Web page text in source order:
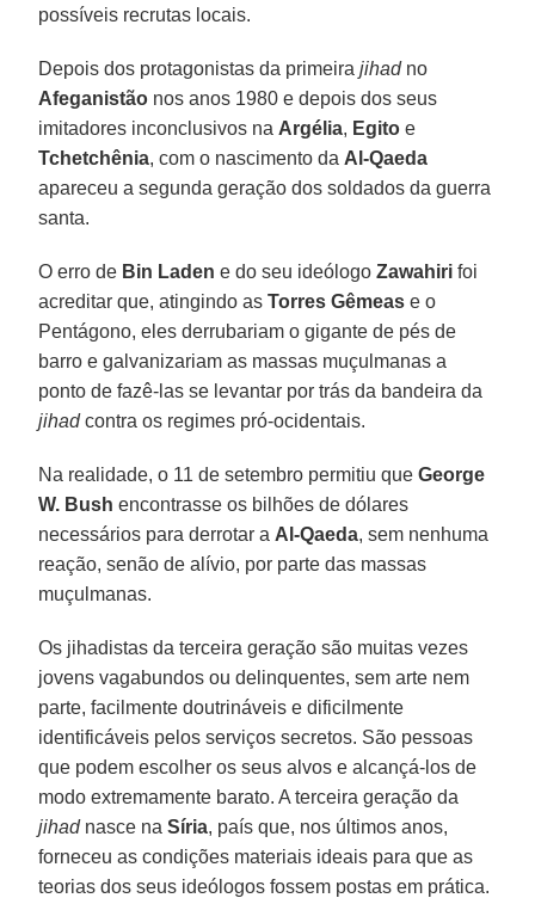
possíveis recrutas locais.
Depois dos protagonistas da primeirajihadno
Afeganistão nos anos 1980 e depois dos seus
imitadores inconclusivos na Argélia, Egito e
Tchetchênia, com o nascimento da Al-Qaeda
apareceu a segunda geração dos soldados da guerra
santa.
O erro de Bin Laden e do seu ideólogoZawahiri foi
acreditar que, atingindo asTorres Gêmeas e o
Pentágono, eles derrubariam o gigante de pés de
barro e galvanizariam as massas muçulmanas a
ponto de fazê-las se levantar por trás da bandeira da
jihadcontra os regimes pró-ocidentais.
Na realidade, o 11 de setembro permitiu queGeorge
W. Bush encontrasse os bilhões de dólares
necessários para derrotar a Al-Qaeda, sem nenhuma
reação, senão de alívio, por parte das massas
muçulmanas.
Os jihadistas da terceira geração são muitas vezes
jovens vagabundos ou delinquentes, sem arte nem
parte, facilmente doutrináveis e dificilmente
identificáveis pelos serviços secretos. São pessoas
que podem escolher os seus alvos e alcançá-los de
modo extremamente barato. A terceira geração da
jihadnasce naSíria, país que, nos últimos anos,
forneceu as condições materiais ideais para que as
teorias dos seus ideólogos fossem postas em prática.